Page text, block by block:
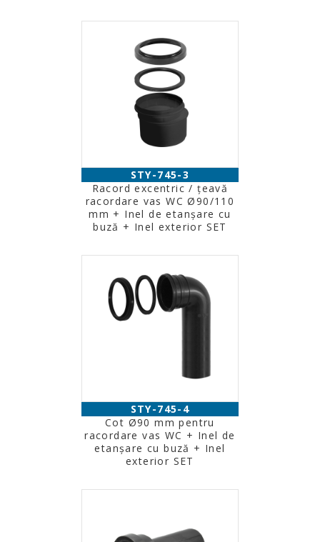
STY-745-3
Racord excentric / ţeavă
racordare vas WC Ø90/110
mm + Inel de etanşare cu
buză + Inel exterior SET
STY-745-4
Cot Ø90 mm pentru
racordare vas WC + Inel de
etanşare cu buză + Inel
exterior SET